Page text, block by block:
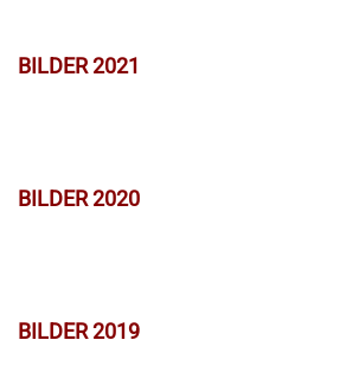
BILDER 2021
BILDER 2020
BILDER 2019